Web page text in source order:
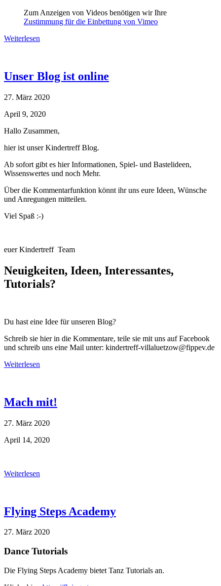
Zum Anzeigen von Videos benötigen wir Ihre
Zustimmung für die Einbettung von Vimeo
Weiterlesen
Unser Blog ist online
27. März 2020
April 9, 2020
Hallo Zusammen,
hier ist unser Kindertreff Blog.
Ab sofort gibt es hier Informationen, Spiel- und Bastelideen,
Wissenswertes und noch Mehr.
Über die Kommentarfunktion könnt ihr uns eure Ideen, Wünsche
und Anregungen mitteilen.
Viel Spaß :-)
euer Kindertreff Team
Neuigkeiten, Ideen, Interessantes,
Tutorials?
Du hast eine Idee für unseren Blog?
Schreib sie hier in die Kommentare, teile sie mit uns auf Facebook
und schreib uns eine Mail unter: kindertreff-villaluetzow@fippev.de
Weiterlesen
Mach mit!
27. März 2020
April 14, 2020
Weiterlesen
Flying Steps Academy
27. März 2020
Dance Tutorials
Die Flying Steps Academy bietet Tanz Tutorials an.